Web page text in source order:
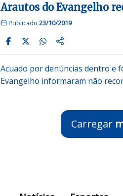
Arautos do Evangelho
Publicado 23/10/2019
Acuado por denúncias dentro e
Evangelho informaram não
Carregar